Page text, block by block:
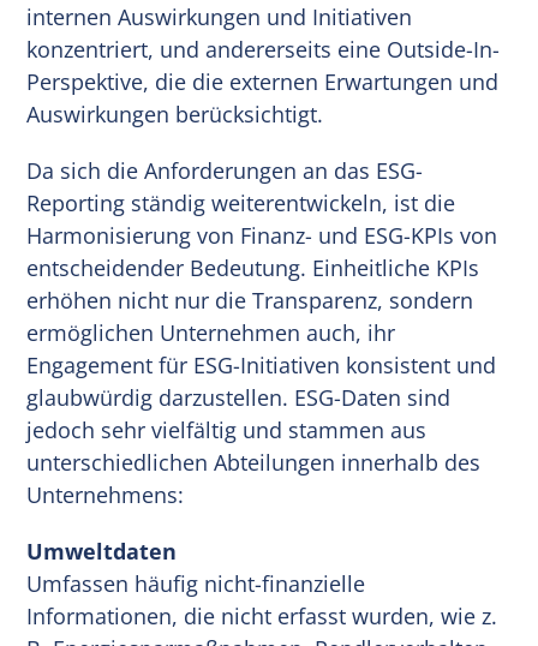
internen Auswirkungen und Initiativen
konzentriert, und andererseits eine Outside-In-
Perspektive, die die externen Erwartungen und
Auswirkungen berücksichtigt.
Da sich die Anforderungen an das ESG-
Reporting ständig weiterentwickeln, ist die
Harmonisierung von Finanz- und ESG-KPIs von
entscheidender Bedeutung. Einheitliche KPIs
erhöhen nicht nur die Transparenz, sondern
ermöglichen Unternehmen auch, ihr
Engagement für ESG-Initiativen konsistent und
glaubwürdig darzustellen. ESG-Daten sind
jedoch sehr vielfältig und stammen aus
unterschiedlichen Abteilungen innerhalb des
Unternehmens:
Umweltdaten
Umfassen häufig nicht-finanzielle
Informationen, die nicht erfasst wurden, wie z.